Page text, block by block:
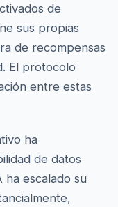
de
sus propias
de recompensas
El protocolo
entre estas
ha
de datos
ha escalado su